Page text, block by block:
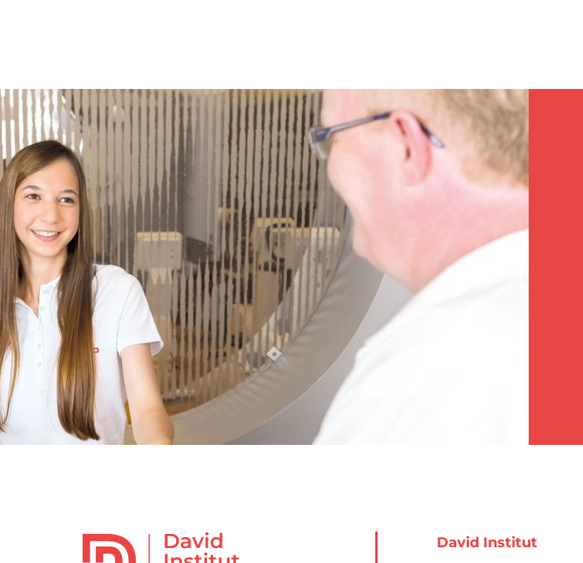
David Institut